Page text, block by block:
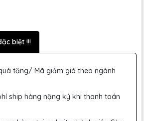
biệt !!!
tặng/ Mã giảm giá theo ngành
ship hàng nặng ký khi thanh toán